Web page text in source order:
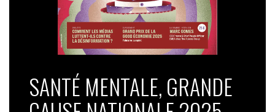
SANTÉ MENTALE, GRANDE